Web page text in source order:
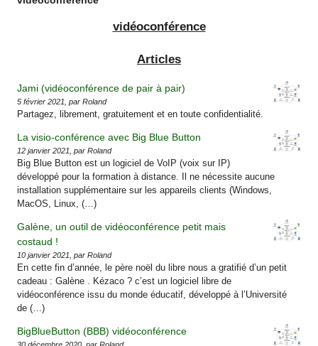
vidéoconférence
Articles
Jami (vidéoconférence de pair à pair)
5 février 2021, par Roland
Partagez, librement, gratuitement et en toute confidentialité.
La visio-conférence avec Big Blue Button
12 janvier 2021, par Roland
Big Blue Button est un logiciel de VoIP (voix sur IP)
développé pour la formation à distance. Il ne nécessite aucune
installation supplémentaire sur les appareils clients (Windows,
MacOS, Linux, (…)
Galène, un outil de vidéoconférence petit mais
costaud !
10 janvier 2021, par Roland
En cette fin d’année, le père noël du libre nous a gratifié d’un petit
cadeau : Galène . Kézaco ? c’est un logiciel libre de
vidéoconférence issu du monde éducatif, développé à l’Université
de (…)
BigBlueButton (BBB) vidéoconférence